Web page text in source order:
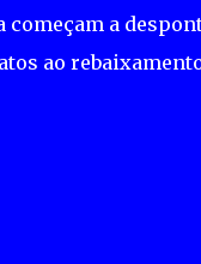
começam a
ao rebaixamento